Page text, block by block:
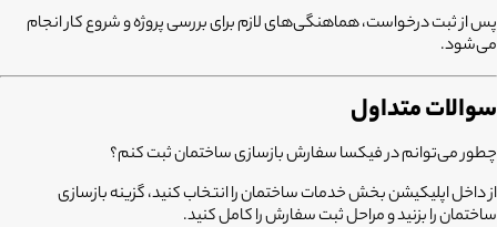
پس از ثبت درخواست، هماهنگی‌های لازم برای بررسی پروژه و شروع کار انجام
می‌شود.
سوالات متداول
چطور می‌توانم در فیکسا سفارش بازسازی ساختمان ثبت کنم؟
از داخل اپلیکیشن بخش خدمات ساختمان را انتخاب کنید، گزینه بازسازی
ساختمان را بزنید و مراحل ثبت سفارش را کامل کنید.